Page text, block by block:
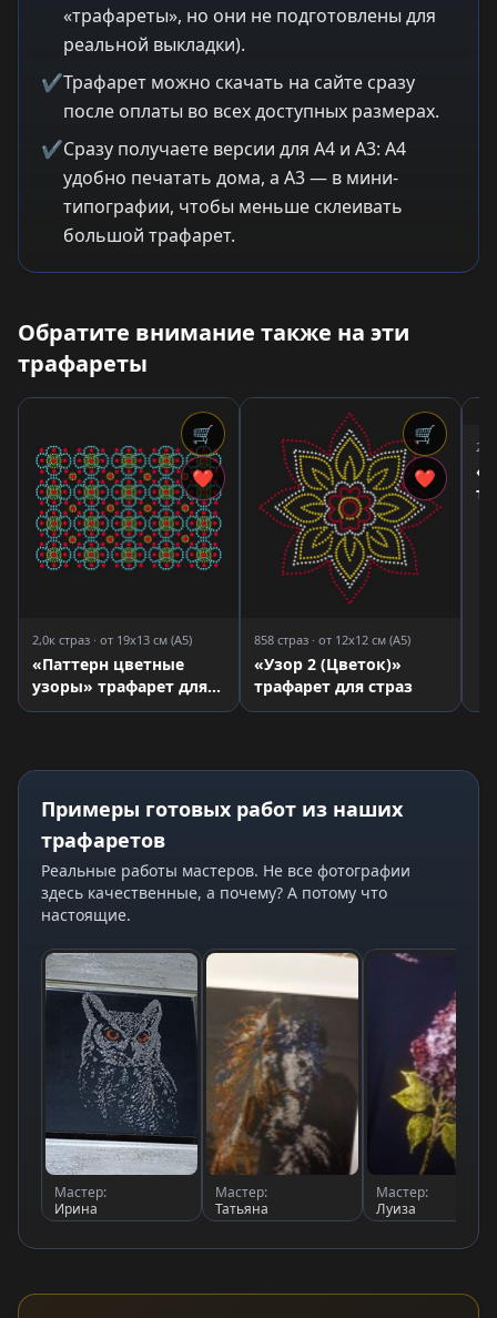
«трафареты», но они не подготовлены для
реальной выкладки).
✔Трафарет можно скачать на сайте сразу
после оплаты во всех доступных размерах.
✔Сразу получаете версии для A4 и A3: A4
удобно печатать дома, а A3 — в мини-
типографии, чтобы меньше склеивать
большой трафарет.
Обратите внимание также на эти
трафареты
🛒
❤
2,0к страз · от 19x13 см (A5)
«Паттерн цветные
узоры» трафарет для
страз
🛒
❤
858 страз · от 12x12 см (A5)
«Узор 2 (Цветок)»
трафарет для страз
Примеры готовых работ из наших
трафаретов
Реальные работы мастеров. Не все фотографии
здесь качественные, а почему? А потому что
настоящие.
Мастер:
Ирина
Мастер:
Татьяна
Мастер:
Луиза